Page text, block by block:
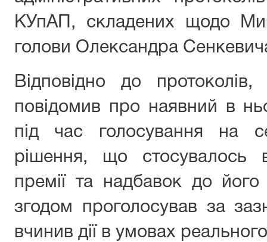
КУпАП, складених щодо
голови Олександра
Відповідно до
повідомив про наявний в
під час голосування на
рішення, що стосувалось
премії та надбавок до
згодом проголосував за
вчинив дії в умовах